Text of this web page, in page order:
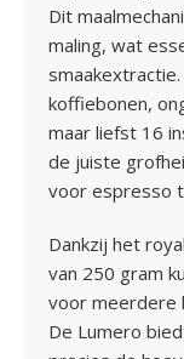
Dit
maling, wat
koffiebonen,
maar liefst 16
de juiste
voor espresso
Dankzij het
van 250 gram
voor meerdere
De Lumero